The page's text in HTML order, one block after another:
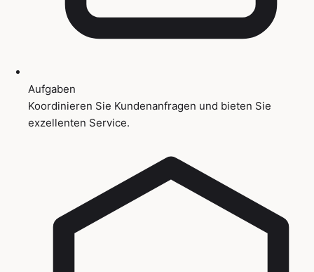
Aufgaben
Koordinieren Sie Kundenanfragen und bieten Sie
exzellenten Service.